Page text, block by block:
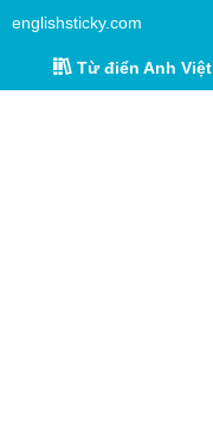
englishsticky.com
Từ điển Anh Việt